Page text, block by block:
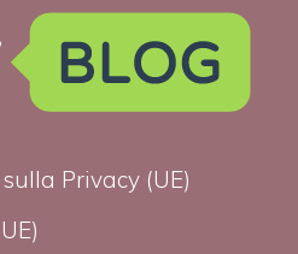
Privacy (UE)